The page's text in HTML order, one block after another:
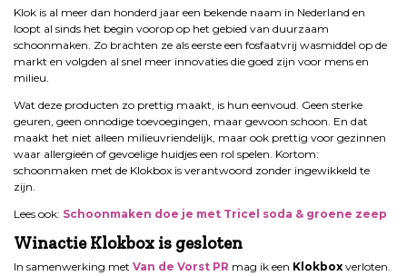
Klok is al meer dan honderd jaar een bekende naam in Nederland en
loopt al sinds het begin voorop op het gebied van duurzaam
schoonmaken. Zo brachten ze als eerste een fosfaatvrij wasmiddel op de
markt en volgden al snel meer innovaties die goed zijn voor mens en
milieu.
Wat deze producten zo prettig maakt, is hun eenvoud. Geen sterke
geuren, geen onnodige toevoegingen, maar gewoon schoon. En dat
maakt het niet alleen milieuvriendelijk, maar ook prettig voor gezinnen
waar allergieën of gevoelige huidjes een rol spelen. Kortom:
schoonmaken met de Klokbox is verantwoord zonder ingewikkeld te
zijn.
Lees ook: Schoonmaken doe je met Tricel soda & groene zeep
Winactie Klokbox is gesloten
In samenwerking met Van de Vorst PR mag ik een Klokbox verloten.